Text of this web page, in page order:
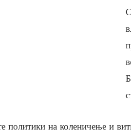
политики на коленичење и